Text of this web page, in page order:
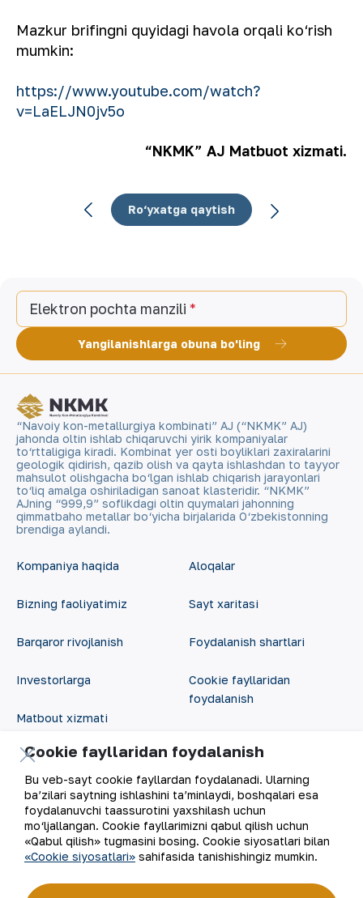
Mazkur brifingni quyidagi havola orqali ko‘rish
mumkin:
https://www.youtube.com/watch?
v=LaELJN0jv5o
“NKMK” AJ Matbuot xizmati.
Ro‘yxatga qaytish
Elektron pochta manzili
Yangilanishlarga obuna bo'ling
“Navoiy kon-metallurgiya kombinati” AJ (“NKMK” AJ)
jahonda oltin ishlab chiqaruvchi yirik kompaniyalar
to‘rttaligiga kiradi. Kombinat yer osti boyliklari zaxiralarini
geologik qidirish, qazib olish va qayta ishlashdan to tayyor
mahsulot olishgacha bo‘lgan ishlab chiqarish jarayonlari
to‘liq amalga oshiriladigan sanoat klasteridir. “NKMK”
AJning “999,9” soflikdagi oltin quymalari jahonning
qimmatbaho metallar bo‘yicha birjalarida O‘zbekistonning
brendiga aylandi.
Kompaniya haqida
Bizning faoliyatimiz
Barqaror rivojlanish
Investorlarga
Matbout xizmati
Karyera
Raqamli hukumat
Aloqalar
Sayt xaritasi
Foydalanish shartlari
Cookie fayllaridan
foydalanish
RSS feed
Cookie fayllaridan foydalanish
Bu veb-sayt cookie fayllardan foydalanadi. Ularning
ba’zilari saytning ishlashini ta’minlaydi, boshqalari esa
foydalanuvchi taassurotini yaxshilash uchun
mo‘ljallangan. Cookie fayllarimizni qabul qilish uchun
«Qabul qilish» tugmasini bosing. Cookie siyosatlari bilan
«Cookie siyosatlari» sahifasida tanishishingiz mumkin.